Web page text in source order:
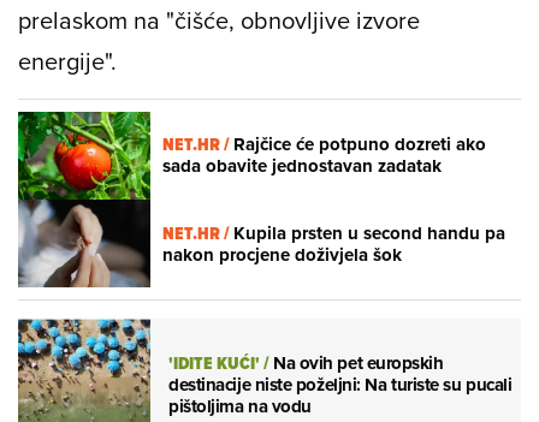
prelaskom na "čišće, obnovljive izvore
energije".
NET.HR /Rajčice će potpuno dozreti ako
sada obavite jednostavan zadatak
NET.HR /Kupila prsten u second handu pa
nakon procjene doživjela šok
'IDITE KUĆI'/Na ovih pet europskih
destinacije niste poželjni: Na turiste su pucali
pištoljima na vodu